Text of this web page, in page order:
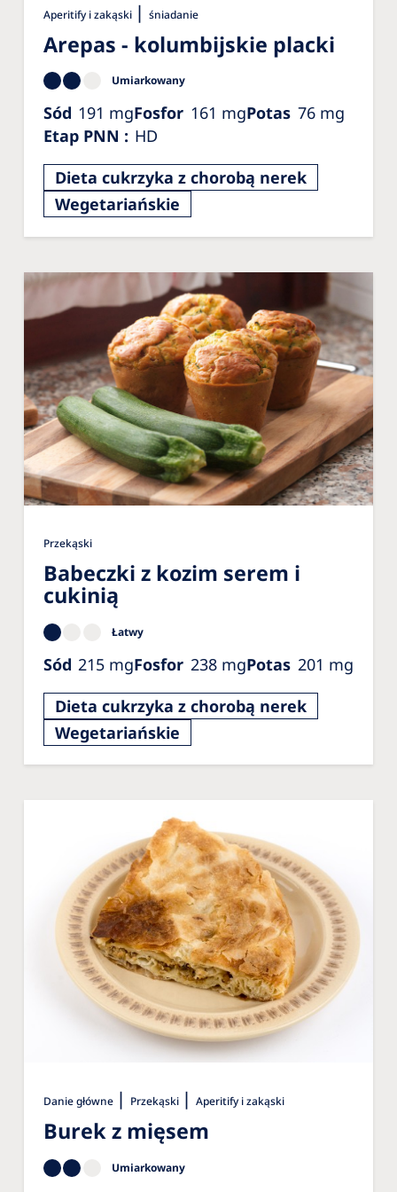
Australia
Philippines
North America
United States of America
NephroCare International
Global Website
Aperitify i zakąski | śniadanie
Arepas - kolumbijskie placki
Umiarkowany
Sód 191 mgFosfor 161 mgPotas 76 mg
Etap PNN : HD
Dieta cukrzyka z chorobą nerek
Wegetariańskie
Przekąski
Babeczki z kozim serem i
cukinią
Łatwy
Sód 215 mgFosfor 238 mgPotas 201 mg
Dieta cukrzyka z chorobą nerek
Wegetariańskie
Danie główne | Przekąski | Aperitify i zakąski
Burek z mięsem
Umiarkowany